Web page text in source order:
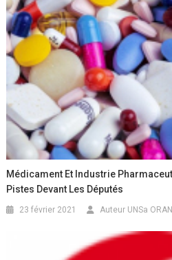
Médicament Et Industrie
Pistes Devant Les Députés
23 février 2021 Auteur UNSa